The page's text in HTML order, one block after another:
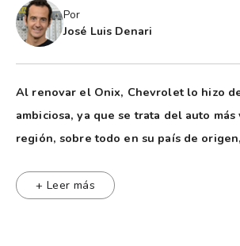
Por
José Luis Denari
Al renovar el Onix, Chevrolet lo hizo
ambiciosa, ya que se trata del auto
región, sobre todo en su país de
Datos de Performance
+ Leer más